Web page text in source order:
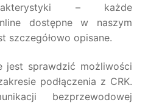
– każde
dostępne w naszym
szczegółowo opisane.
jest sprawdzić możliwości
podłączenia z CRK.
bezprzewodowej